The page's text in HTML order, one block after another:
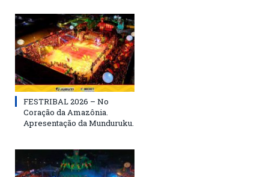
FESTRIBAL 2026 – No
Coração da Amazônia.
Apresentação da Munduruku.